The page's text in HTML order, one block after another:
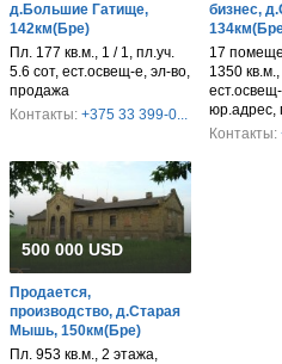
д.Большие Гатище,
142км(Бре)
Пл. 177 кв.м., 1 / 1, пл.уч.
5.6 сот, ест.освещ-е, эл-во,
продажа
Контакты: +375 33 399-0...
бизнес,
17
1350
юр.адрес,
Контакты:
500 000 USD
Продается,
производство, д.Старая
Мышь, 150км(Бре)
Пл. 953 кв.м., 2 этажа,